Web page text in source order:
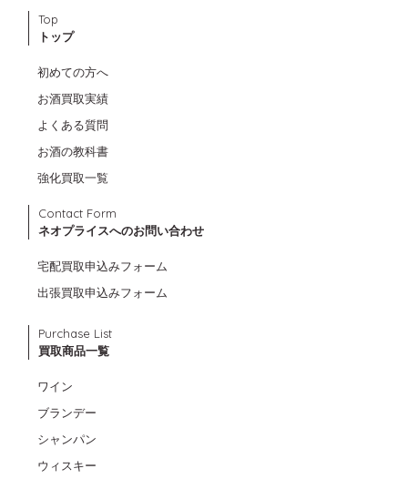
Top
トップ
初めての方へ
お酒買取実績
よくある質問
お酒の教科書
強化買取一覧
Contact Form
ネオプライスへのお問い合わせ
宅配買取申込みフォーム
出張買取申込みフォーム
Purchase List
買取商品一覧
ワイン
ブランデー
シャンパン
ウィスキー